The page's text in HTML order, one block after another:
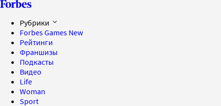
Рубрики
Forbes Games New
Рейтинги
Франшизы
Подкасты
Видео
Life
Woman
Sport